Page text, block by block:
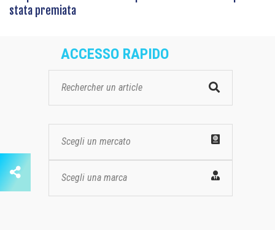
stata premiata
ACCESSO RAPIDO
Scegli un mercato
Scegli una marca